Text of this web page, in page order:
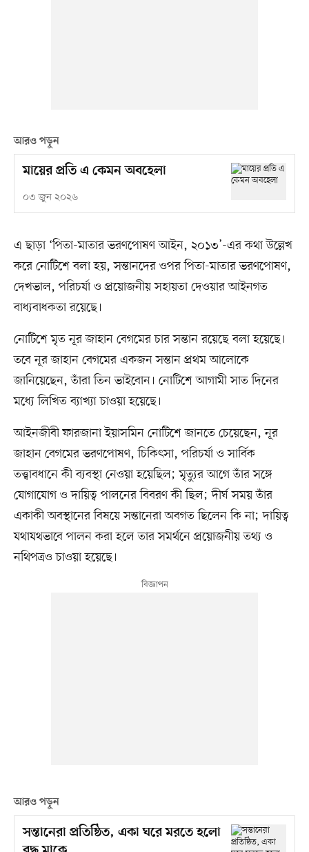
আরও পড়ুন
মায়ের প্রতি এ কেমন অবহেলা
০৩ জুন ২০২৬
এ ছাড়া ‘পিতা-মাতার ভরণপোষণ আইন, ২০১৩’-এর কথা উল্লেখ
করে নোটিশে বলা হয়, সন্তানদের ওপর পিতা-মাতার ভরণপোষণ,
দেখভাল, পরিচর্যা ও প্রয়োজনীয় সহায়তা দেওয়ার আইনগত
বাধ্যবাধকতা রয়েছে।
নোটিশে মৃত নূর জাহান বেগমের চার সন্তান রয়েছে বলা হয়েছে।
তবে নূর জাহান বেগমের একজন সন্তান প্রথম আলোকে
জানিয়েছেন, তাঁরা তিন ভাইবোন। নোটিশে আগামী সাত দিনের
মধ্যে লিখিত ব্যাখ্যা চাওয়া হয়েছে।
আইনজীবী ফারজানা ইয়াসমিন নোটিশে জানতে চেয়েছেন, নূর
জাহান বেগমের ভরণপোষণ, চিকিৎসা, পরিচর্যা ও সার্বিক
তত্ত্বাবধানে কী ব্যবস্থা নেওয়া হয়েছিল; মৃত্যুর আগে তাঁর সঙ্গে
যোগাযোগ ও দায়িত্ব পালনের বিবরণ কী ছিল; দীর্ঘ সময় তাঁর
একাকী অবস্থানের বিষয়ে সন্তানেরা অবগত ছিলেন কি না; দায়িত্ব
যথাযথভাবে পালন করা হলে তার সমর্থনে প্রয়োজনীয় তথ্য ও
নথিপত্রও চাওয়া হয়েছে।
আরও পড়ুন
সন্তানেরা প্রতিষ্ঠিত, একা ঘরে মরতে হলো